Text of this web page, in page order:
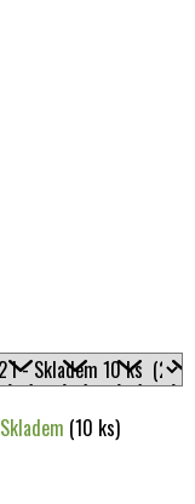
Skladem (10 ks)